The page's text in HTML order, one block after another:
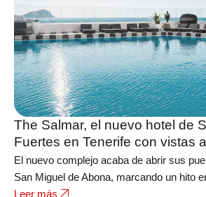
The Salmar, el nuevo hotel de
Fuertes en Tenerife
El nuevo complejo acaba de abrir sus
San Miguel de Abona, marcando un hito
Leer más